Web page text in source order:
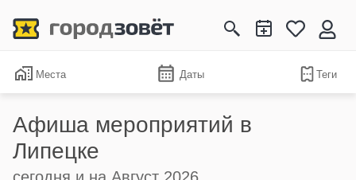
Места Даты Теги
Афиша мероприятий в
Липецке